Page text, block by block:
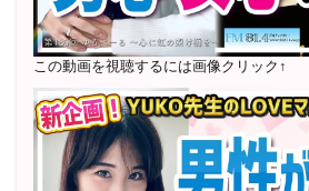
ン1000名以上参加
〜2024年7月 恋愛テキスト動画セ
この動画を視聴するには画像クリック↑